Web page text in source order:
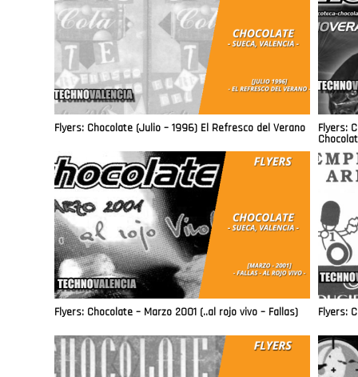
Flyers: Chocolate (Julio – 1996) El Refresco del Verano Flyers:
Flyers: Chocolate – Marzo 2001 (..al rojo vivo – Fallas) Flyers: